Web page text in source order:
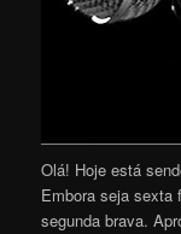
Olá! Hoje está
Embora seja sexta
segunda brava.